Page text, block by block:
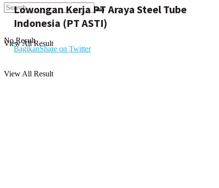
No Result
View All Result
No Result
View All Result
Lowongan Kerja PT Araya Steel Tube
Indonesia (PT ASTI)
BagikanShare on Twitter